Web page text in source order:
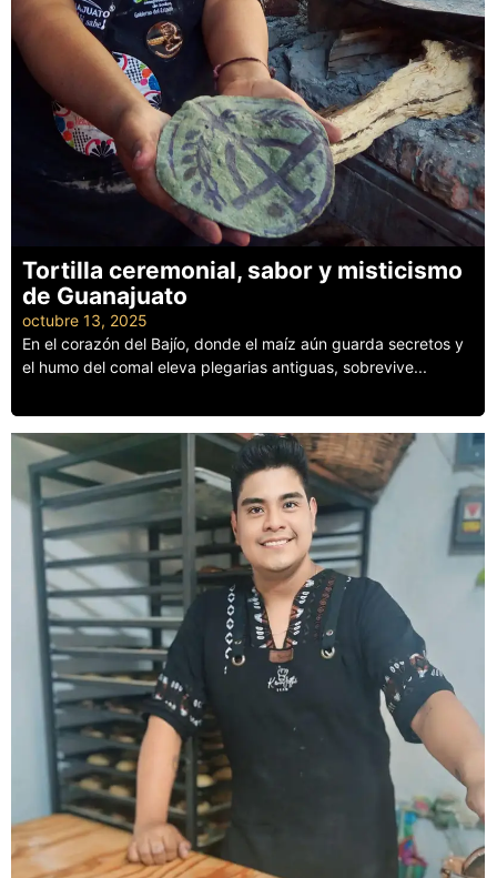
Tortilla ceremonial, sabor y misticismo
de Guanajuato
octubre 13, 2025
En el corazón del Bajío, donde el maíz aún guarda secretos y
el humo del comal eleva plegarias antiguas, sobrevive...